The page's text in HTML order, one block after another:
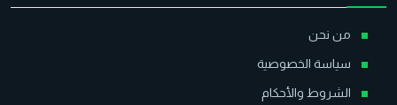
من نحن
سياسة الخصوصية
الشروط والأحكام